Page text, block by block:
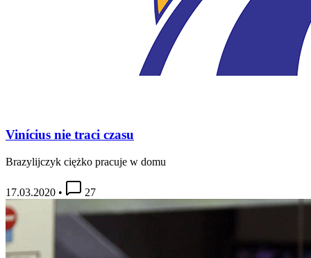
Vinícius nie traci czasu
Brazylijczyk ciężko pracuje w domu
17.03.2020 • 27